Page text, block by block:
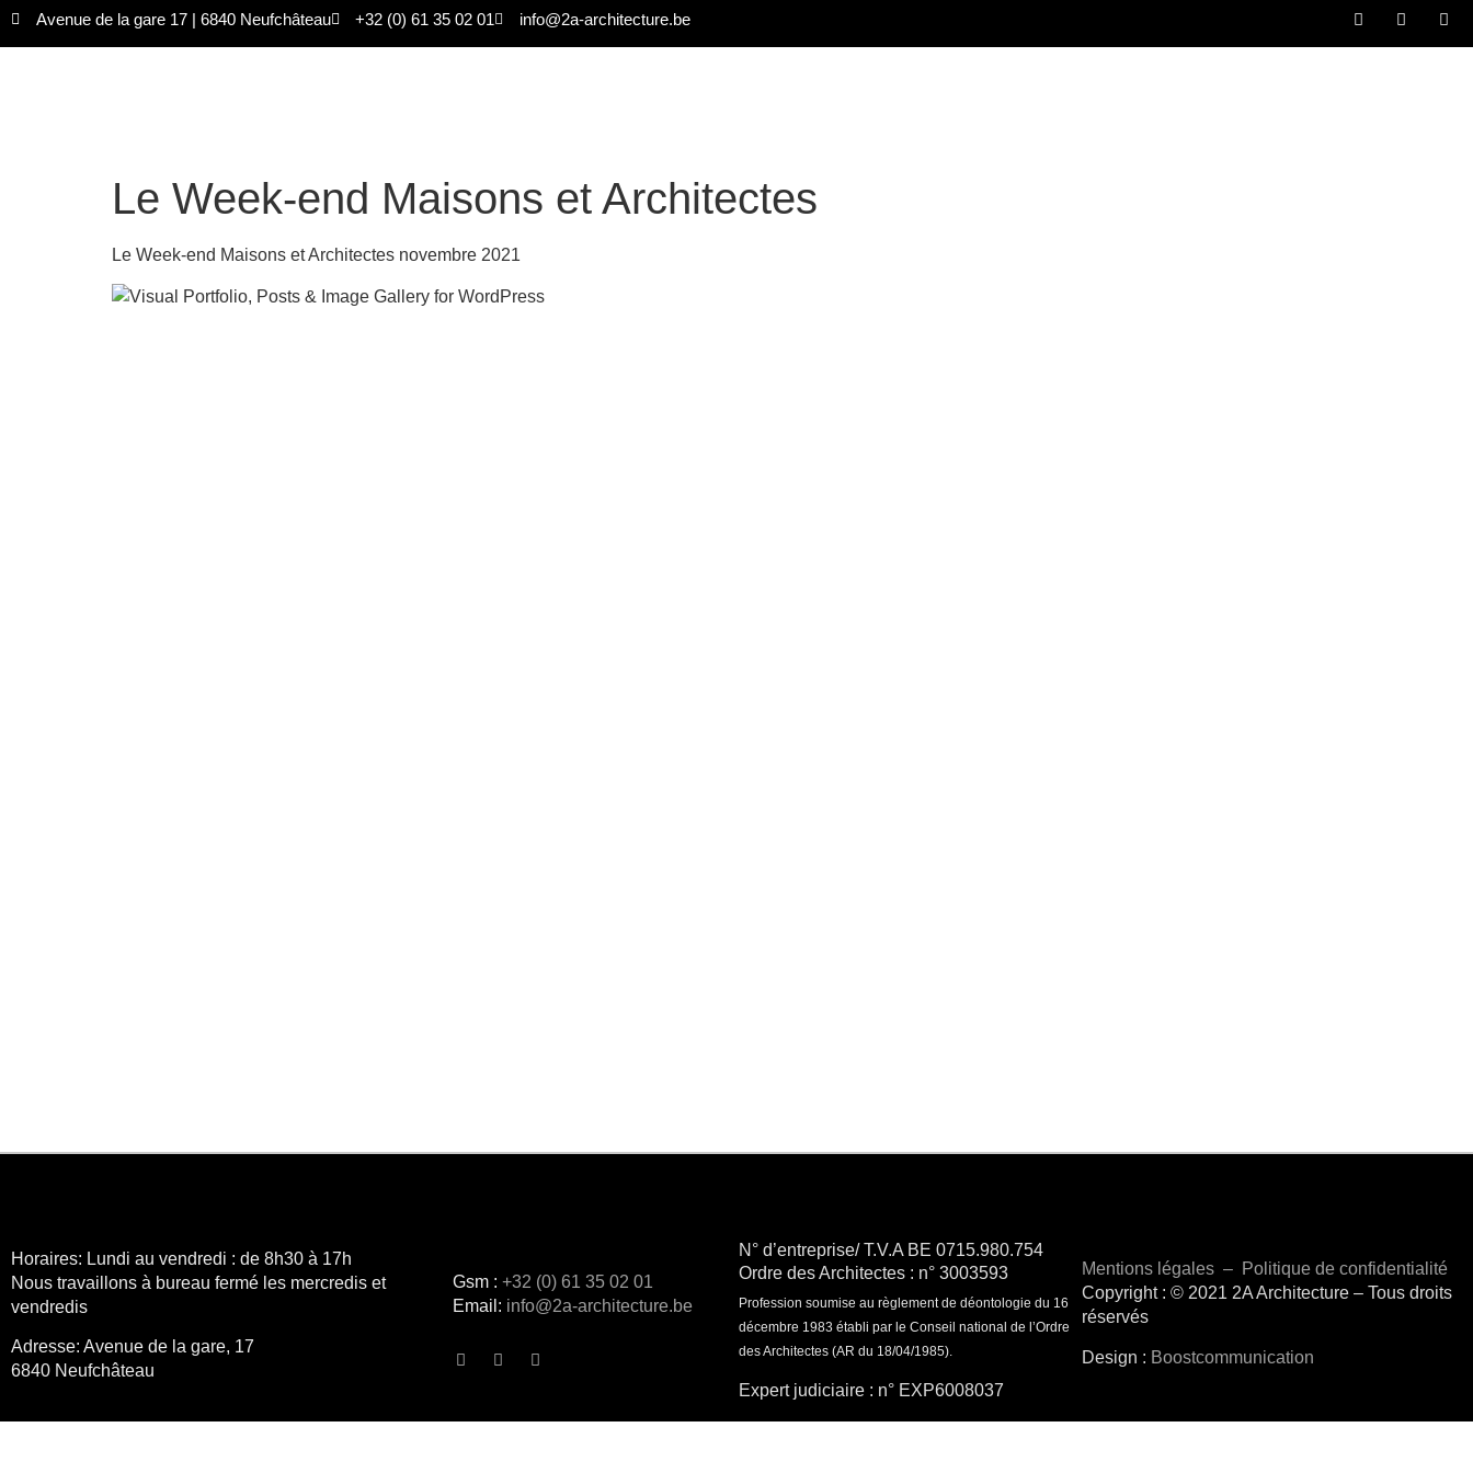
Avenue de la gare 17 | 6840 Neufchâteau +32 (0) 61 35 02 01 info@2a-architecture.be
Le Week-end Maisons et Architectes
Le Week-end Maisons et Architectes novembre 2021
Horaires: Lundi au vendredi : de 8h30 à 17h
Nous travaillons à bureau fermé les mercredis et
vendredis
Adresse: Avenue de la gare, 17
6840 Neufchâteau
Gsm :+32 (0) 61 35 02 01
Email: info@2a-architecture.be
N° d’entreprise/ T.V.A BE 0715.980.754
Ordre des Architectes : n° 3003593
Profession soumise au règlement de déontologie du 16
décembre 1983 établi par le Conseil national de l’Ordre
des Architectes (AR du 18/04/1985).
Expert judiciaire : n° EXP6008037
Mentions légales– Politique de confidentialité
Copyright : © 2021 2A Architecture – Tous droits
réservés
Design : Boostcommunication